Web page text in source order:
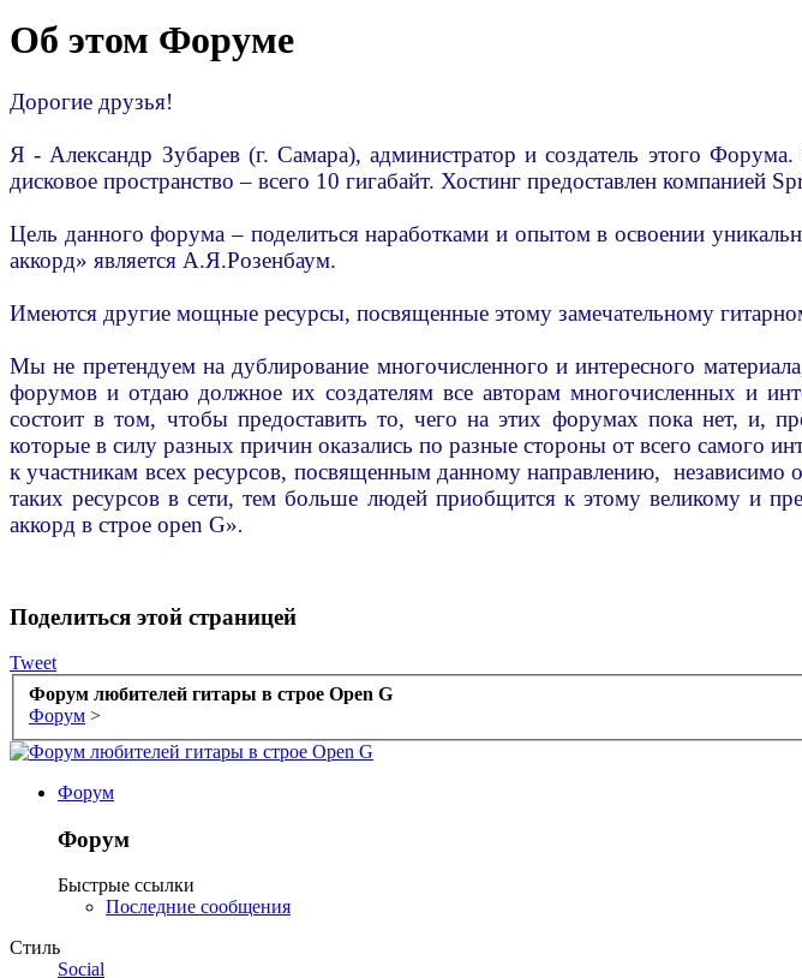
Об этом Форуме
Дорогие друзья!
Я - Александр Зубарев (г. Самара), администратор и создатель этого
дисковое пространство – всего 10 гигабайт. Хостинг предоставлен компанией
Цель данного форума – поделиться наработками и опытом в освоении
аккорд» является А.Я.Розенбаум.
Имеются другие мощные ресурсы, посвященные этому замечательному
Мы не претендуем на дублирование многочисленного и интересного
форумов и отдаю должное их создателям все авторам многочисленных и
состоит в том, чтобы предоставить то, чего на этих форумах пока нет, и,
которые в силу разных причин оказались по разные стороны от всего самого
к участникам всех ресурсов, посвященным данному направлению,
таких ресурсов в сети, тем больше людей приобщится к этому великому и
аккорд в строе open G».
Поделиться этой страницей
Tweet
Форум любителей гитары в строе Open G
Форум >
Форум
Форум
Быстрые ссылки
Последние сообщения
Стиль
Social